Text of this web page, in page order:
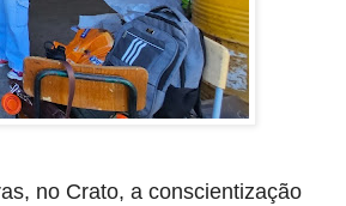
no Crato, a conscientização